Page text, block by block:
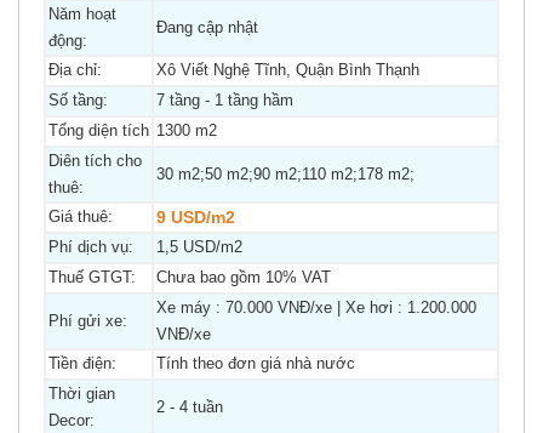
Năm hoạt
động:
Đang cập nhật
Địa chỉ:
Xô Viết Nghệ Tĩnh, Quận Bình Thạnh
Số tầng:
7 tầng - 1 tầng hầm
Tổng diện tích 1300 m2
Diên tích cho
thuê:
30 m2;50 m2;90 m2;110 m2;178 m2;
Giá thuê: 9 USD/m2
Phí dịch vụ:
1,5 USD/m2
Thuế GTGT:
Chưa bao gồm 10% VAT
Phí gửi xe:
Xe máy : 70.000 VNĐ/xe | Xe hơi : 1.200.000
VNĐ/xe
Tiền điện:
Tính theo đơn giá nhà nước
Thời gian
Decor:
2 - 4 tuần